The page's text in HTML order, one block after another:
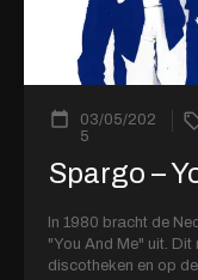
03/05/202
5
Spargo –
In 1980 bracht de
"You And Me" uit. Dit
discotheken en op